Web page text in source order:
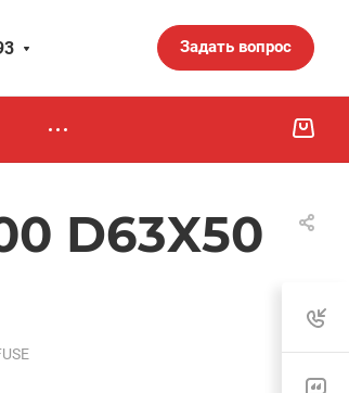
Задать вопрос
D63X50